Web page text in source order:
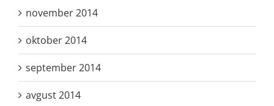
november 2014
oktober 2014
september 2014
avgust 2014